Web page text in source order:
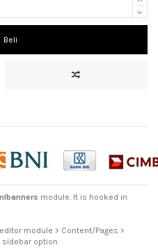
Beli
module. It is hooked in
module > Content/Pages >
sidebar option